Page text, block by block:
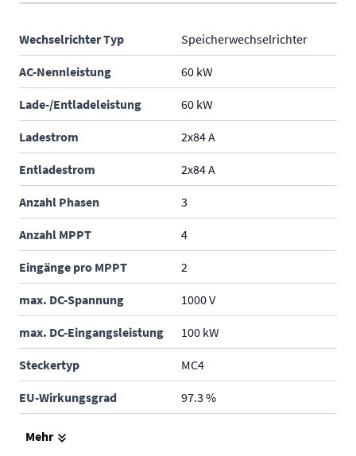
Wechselrichter Typ Speicherwechselrichter
AC-Nennleistung 60 kW
Lade-/Entladeleistung 60 kW
Ladestrom 2x84 A
Entladestrom 2x84 A
Anzahl Phasen 3
Anzahl MPPT 4
Eingänge pro MPPT 2
max. DC-Spannung 1000 V
max. DC-Eingangsleistung 100 kW
Steckertyp MC4
EU-Wirkungsgrad 97.3 %
max. Wirkungsgrad
Mehr